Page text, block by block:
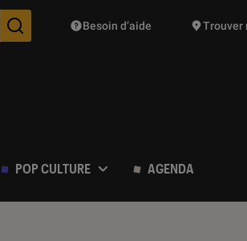
Des suggestions de produits vont vous
Besoin d’aide Trouver
POP CULTURE AGENDA